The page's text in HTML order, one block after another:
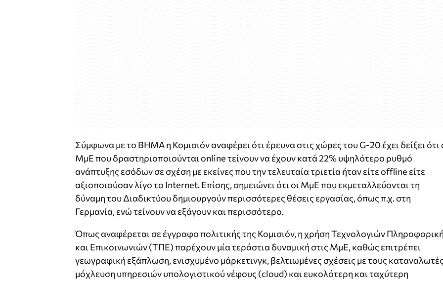
Σύμφωνα με το ΒΗΜΑ η Κομισιόν αναφέρει ότι έρευνα στις χώρες του G-20 έχει δείξει ότι
ΜμΕ που δραστηριοποιούνται online τείνουν να έχουν κατά 22% υψηλότερο ρυθμό
ανάπτυξης εσόδων σε σχέση με εκείνες που την τελευταία τριετία ήταν είτε offline είτε
αξιοποιούσαν λίγο το Internet. Επίσης, σημειώνει ότι οι ΜμΕ που εκμεταλλεύονται τη
δύναμη του Διαδικτύου δημιουργούν περισσότερες θέσεις εργασίας, όπως π.χ. στη
Γερμανία, ενώ τείνουν να εξάγουν και περισσότερο.
Όπως αναφέρεται σε έγγραφο πολιτικής της Κομισιόν, η χρήση Τεχνολογιών
και Επικοινωνιών (ΤΠΕ) παρέχουν μία τεράστια δυναμική στις ΜμΕ, καθώς επιτρέπει
γεωγραφική εξάπλωση, ενισχυμένο μάρκετινγκ, βελτιωμένες σχέσεις με τους
μόχλευση υπηρεσιών υπολογιστικού νέφους (cloud) και ευκολότερη και ταχύτερη